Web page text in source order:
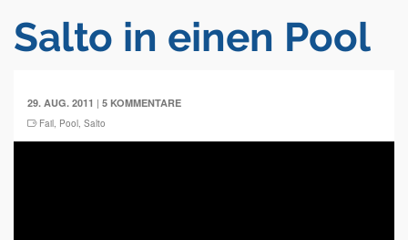
Salto in einen Pool
29. AUG. 2011 | 5 KOMMENTARE
Fail, Pool, Salto